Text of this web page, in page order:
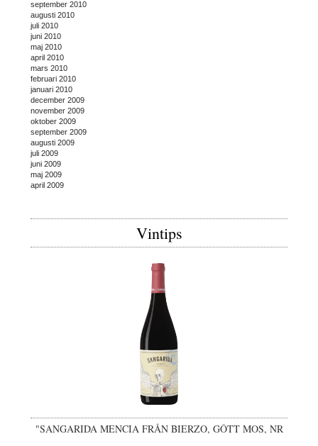
september 2010
augusti 2010
juli 2010
juni 2010
maj 2010
april 2010
mars 2010
februari 2010
januari 2010
december 2009
november 2009
oktober 2009
september 2009
augusti 2009
juli 2009
juni 2009
maj 2009
april 2009
Vintips
"SANGARIDA MENCIA FRÅN BIERZO, GÔTT MOS, NR